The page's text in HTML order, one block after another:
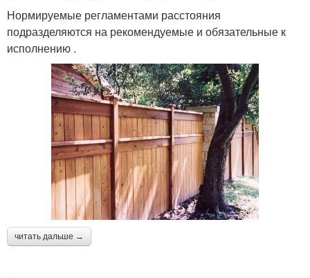
Нормируемые регламентами расстояния
подразделяются на рекомендуемые и обязательные к
исполнению .
читать дальше →